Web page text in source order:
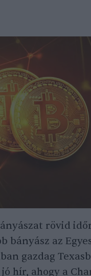
rövid
bányász az
gazdag
hír, ahogy a